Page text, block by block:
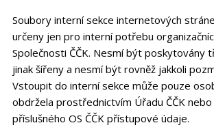
Soubory interní sekce internetových
určeny jen pro interní potřebu
Společnosti ČČK. Nesmí být poskytovány
jinak šířeny a nesmí být rovněž jakkoli
Vstoupit do interní sekce může pouze
obdržela prostřednictvím Úřadu ČČK nebo
příslušného OS ČČK přístupové údaje.